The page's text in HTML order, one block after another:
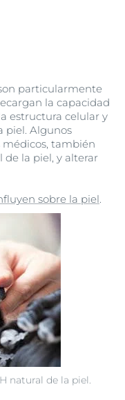
natural de la piel.
particularmente
la capacidad
estructura celular y
piel. Algunos
también
de la piel, y alterar
sobre la piel.